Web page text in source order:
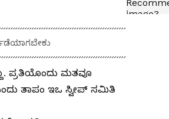
ಪ್ರತಿಯೊಂದು ಮತವೂ
ತಾಪಂ ಇಒ ಸ್ವೀಪ್‌ ಸಮಿತಿ